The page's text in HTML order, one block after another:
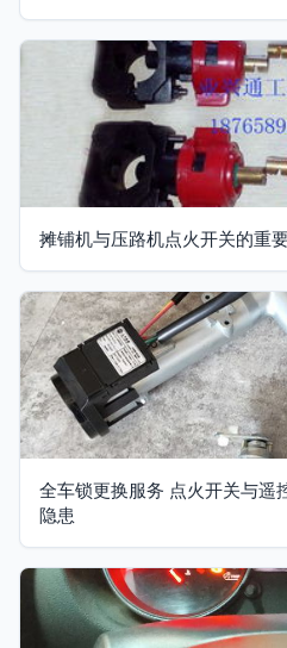
摊铺机与压路机点火开关的重
全车锁更换服务 点火开关与遥
隐患